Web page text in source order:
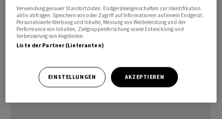
Verwendung genauer Standortdaten. Endgeräteeigenschaften zur Identifikation
aktiv abfragen. Speichern von oder Zugriff auf Informationen auf einem Endgerät.
Personalisierte Werbung und Inhalte, Messung von Werbeleistung und der
Performance von Inhalten, Zielgruppenforschung sowie Entwicklung und
Verbesserung von Angeboten.
Liste der Partner (Lieferanten)
EINSTELLUNGEN AKZEPTIEREN